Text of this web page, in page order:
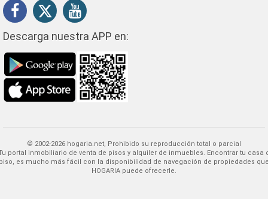
Descarga nuestra APP en:
© 2002-2026 hogaria.net, Prohibido su reproducción total o parcial
Encontrar tu casa o
es mucho más fácil con la disponibilidad de navegación de propiedades
HOGARIA puede ofrecerle.